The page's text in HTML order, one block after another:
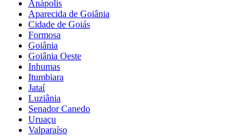
Anápolis
Aparecida de Goiânia
Cidade de Goiás
Formosa
Goiânia
Goiânia Oeste
Inhumas
Itumbiara
Jataí
Luziânia
Senador Canedo
Uruaçu
Valparaíso